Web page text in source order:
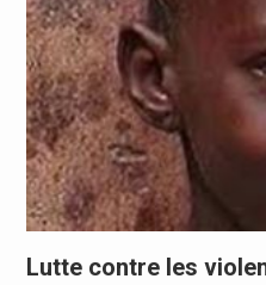
Lutte contre les